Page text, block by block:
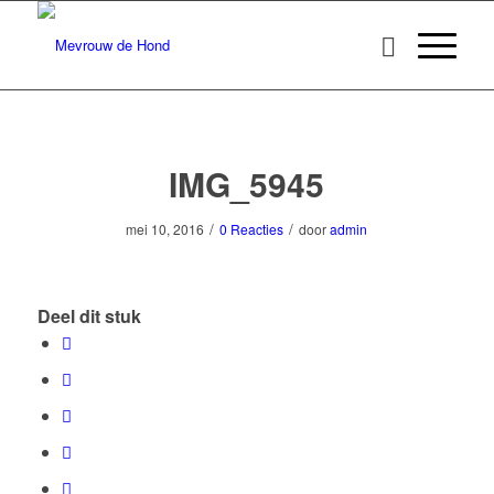
IMG_5945
mei 10, 2016 / 0 Reacties / dooradmin
Deel dit stuk